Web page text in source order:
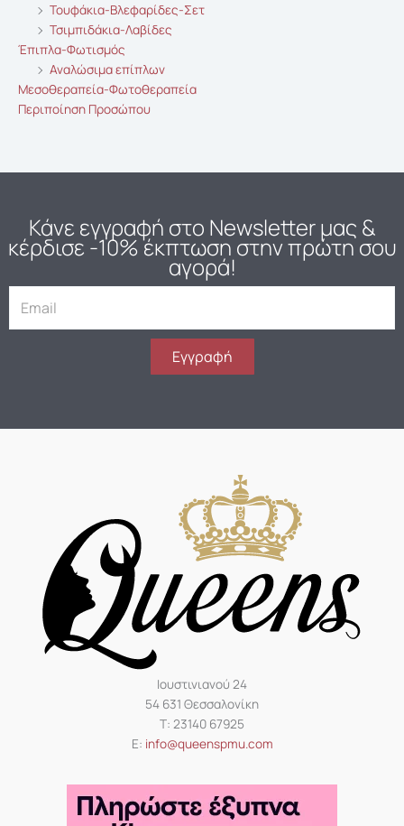
Τουφάκια-Βλεφαρίδες-Σετ
Τσιμπιδάκια-Λαβίδες
Έπιπλα-Φωτισμός
Αναλώσιμα επίπλων
Μεσοθεραπεία-Φωτοθεραπεία
Περιποίηση Προσώπου
Κάνε εγγραφή στο Newsletter μας &
κέρδισε -10% έκπτωση στην πρώτη σου
αγορά!
a
Εγγραφή
Ιουστινιανού 24
54 631 Θεσσαλονίκη
Τ: 23140 67925
Ε: info@queenspmu.com